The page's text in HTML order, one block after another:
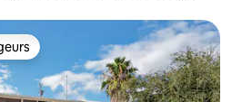
parmi les plus aimés